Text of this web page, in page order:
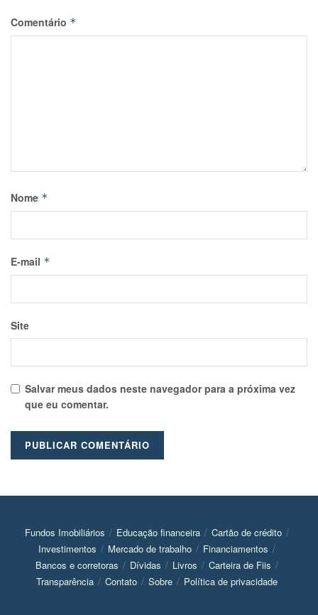
Comentário *
Nome *
E-mail *
Site
Salvar meus dados neste navegador para a próxima vez
que eu comentar.
Fundos Imobiliários Educação financeira
Cartão de crédito
Investimentos
Mercado de trabalho
Financiamentos
Bancos e corretoras
Dívidas Livros
Carteira de Fiis
Transparência
Contato Sobre Política de privacidade